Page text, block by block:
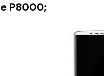
P8000;